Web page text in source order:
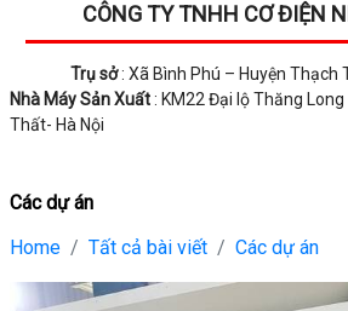
CÔNG TY TNHH CƠ ĐIỆN
Trụ sở: Xã Bình Phú – Huyện Thạch
Nhà Máy Sản Xuất: KM22 Đại lộ Thăng
Thất- Hà Nội
Các dự án
Home
Tất cả bài viết Các dự án